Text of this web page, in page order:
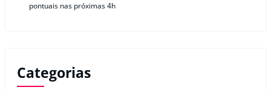
pontuais nas próximas 4h
Categorias